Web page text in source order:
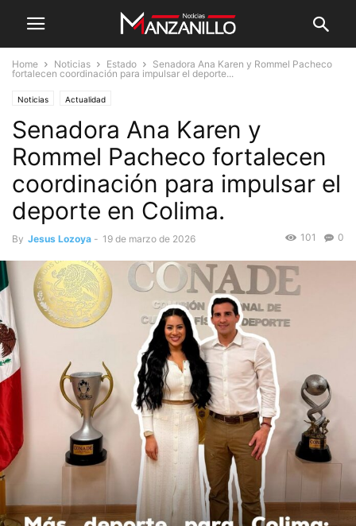
Home Noticias Estado
Senadora Ana Karen y Rommel Pacheco
fortalecen coordinación para impulsar el deporte...
Noticias Actualidad
Senadora Ana Karen y
Rommel Pacheco fortalecen
coordinación para impulsar el
deporte en Colima.
By Jesus Lozoya - 19 de marzo de 2026 0
101